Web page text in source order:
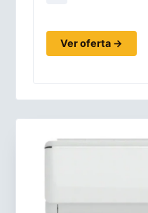
Ver oferta →